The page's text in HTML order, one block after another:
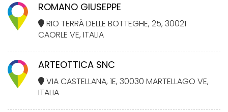
ROMANO GIUSEPPE
RIO TERRÀ DELLE BOTTEGHE, 25, 30021
CAORLE VE, ITALIA
ARTEOTTICA SNC
VIA CASTELLANA, 1E, 30030 MARTELLAGO VE,
ITALIA